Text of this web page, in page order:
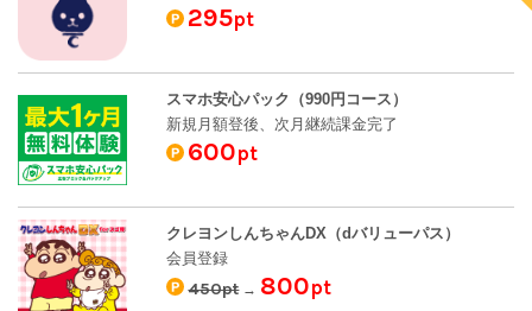
295pt
スマホ安心パック（990円コース）
新規月額登後、次月継続課金完了
600pt
クレヨンしんちゃんDX（dバリューパス）
会員登録
450pt → 800pt